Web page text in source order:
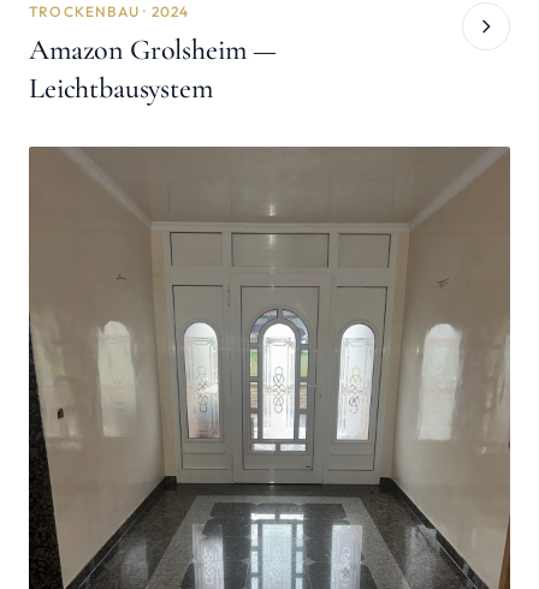
TROCKENBAU · 2024
Amazon Grolsheim —
Leichtbausystem